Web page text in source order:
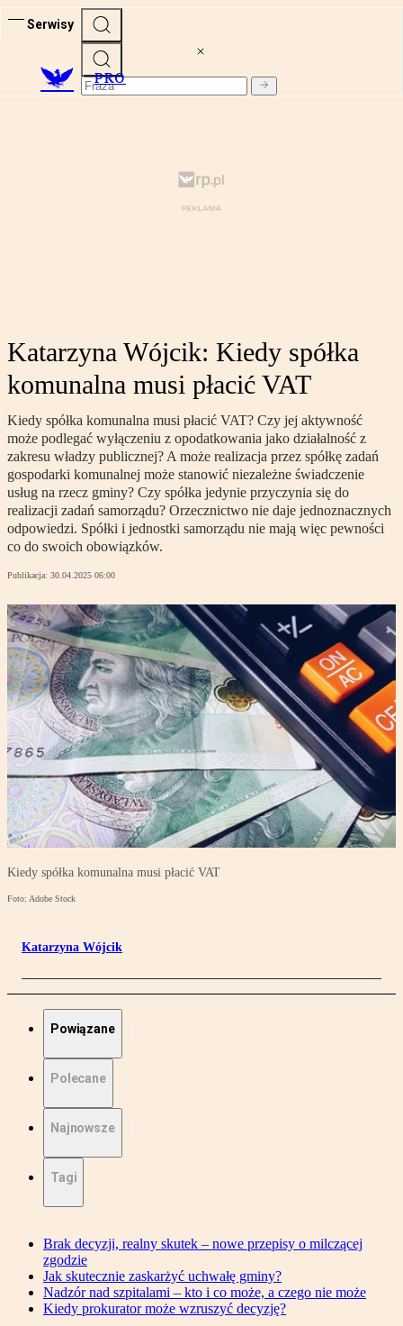
Serwisy
PRO
Katarzyna Wójcik: Kiedy spółka
komunalna musi płacić VAT
Kiedy spółka komunalna musi płacić VAT? Czy jej aktywność
może podlegać wyłączeniu z opodatkowania jako działalność z
zakresu władzy publicznej? A może realizacja przez spółkę zadań
gospodarki komunalnej może stanowić niezależne świadczenie
usług na rzecz gminy? Czy spółka jedynie przyczynia się do
realizacji zadań samorządu? Orzecznictwo nie daje jednoznacznych
odpowiedzi. Spółki i jednostki samorządu nie mają więc pewności
co do swoich obowiązków.
Publikacja: 30.04.2025 06:00
Kiedy spółka komunalna musi płacić VAT
Foto: Adobe Stock
Katarzyna Wójcik
Powiązane
Polecane
Najnowsze
Tagi
Brak decyzji, realny skutek – nowe przepisy o milczącej
zgodzie
Jak skutecznie zaskarżyć uchwałę gminy?
Nadzór nad szpitalami – kto i co może, a czego nie może
Kiedy prokurator może wzruszyć decyzję?